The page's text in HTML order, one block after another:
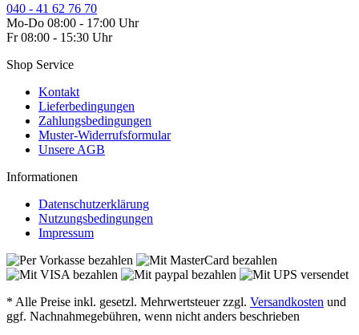
040 - 41 62 76 70
Mo-Do 08:00 - 17:00 Uhr
Fr 08:00 - 15:30 Uhr
Shop Service
Kontakt
Lieferbedingungen
Zahlungsbedingungen
Muster-Widerrufsformular
Unsere AGB
Informationen
Datenschutzerklärung
Nutzungsbedingungen
Impressum
* Alle Preise inkl. gesetzl. Mehrwertsteuer zzgl. Versandkosten und
ggf. Nachnahmegebühren, wenn nicht anders beschrieben